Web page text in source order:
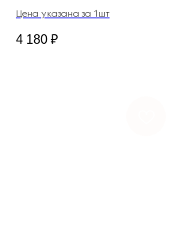
Цена указана за 1шт
4 180 ₽